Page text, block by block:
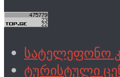
სატელეფონო
ტურისტული